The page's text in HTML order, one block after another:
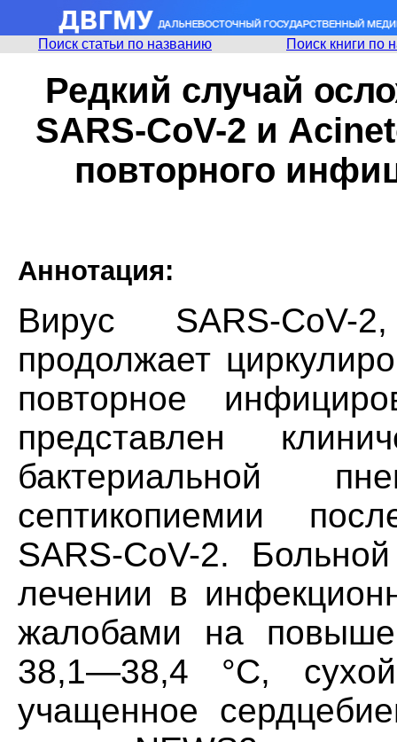
Поиск статьи по названию Поиск книги по
Редкий случай
SARS-CoV-2 и
повторного
Аннотация:
Вирус SARS-CoV-
продолжает
повторное
представлен
бактериальной
септикопиемии
SARS-CoV-2.
лечении в
жалобами на
38,1—38,4 °C,
учащенное